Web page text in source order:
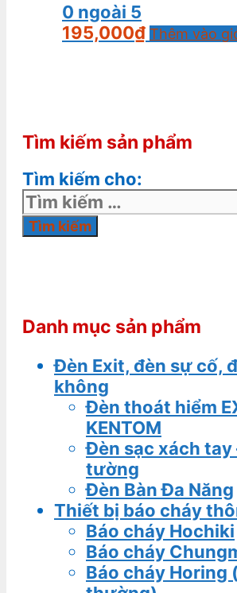
0 ngoài 5
195,000₫ Thêm vào
Tìm kiếm sản phẩm
Tìm kiếm cho:
Danh mục sản phẩm
Đèn Exit, đèn sự cố,
không
Đèn thoát hiểm
KENTOM
Đèn sạc xách tay
tường
Đèn Bàn Đa Năng
Thiết bị báo cháy
Báo cháy Hochiki
Báo cháy
Báo cháy Horing